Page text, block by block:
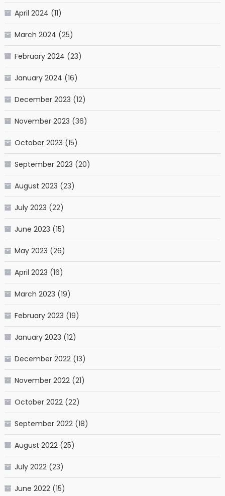
April 2024 (11)
March 2024 (25)
February 2024 (23)
January 2024 (16)
December 2023 (12)
November 2023 (36)
October 2023 (15)
September 2023 (20)
August 2023 (23)
July 2023 (22)
June 2023 (15)
May 2023 (26)
April 2023 (16)
March 2023 (19)
February 2023 (19)
January 2023 (12)
December 2022(13)
November 2022(21)
October 2022(22)
September 2022(18)
August 2022(25)
July 2022(23)
June 2022(15)